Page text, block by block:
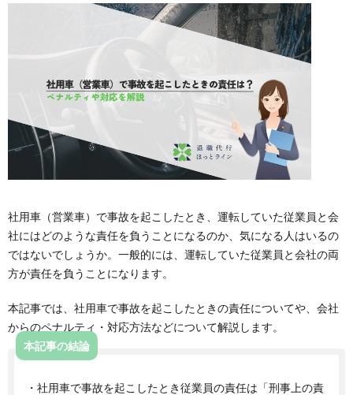
社用車（営業車）で事故を起こしたとき、運転していた従業員と会
社にはどのような責任を負うことになるのか、気になる人はいるの
ではないでしょうか。一般的には、運転していた従業員と会社の両
方が責任を負うことになります。
本記事では、社用車で事故を起こしたときの責任についてや、会社
からのペナルティ・対応方法などについて解説します。
本記事の結論
・社用車で事故を起こしたとき従業員の責任は「刑事上の責